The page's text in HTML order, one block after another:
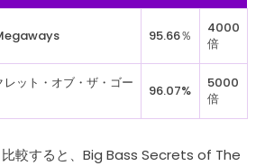
95.66％
4000
倍
ット・オブ・ザ・ゴー
96.07%
5000
倍
較すると、Big Bass Secrets of The